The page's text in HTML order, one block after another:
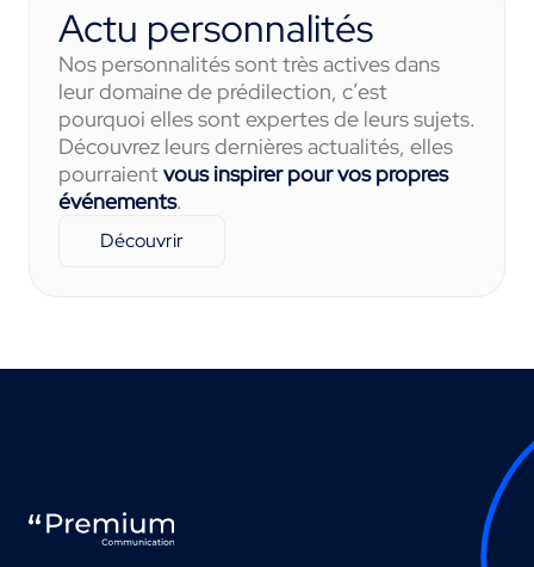
Actu personnalités
Nos personnalités sont très actives dans
leur domaine de prédilection, c’est
pourquoi elles sont expertes de leurs sujets.
Découvrez leurs dernières actualités, elles
pourraientvous inspirer pour vos propres
événements.
Découvrir